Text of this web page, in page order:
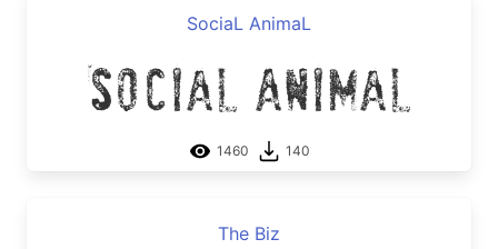
SociaL AnimaL
SociaL AnimaL
1460 140
The Biz